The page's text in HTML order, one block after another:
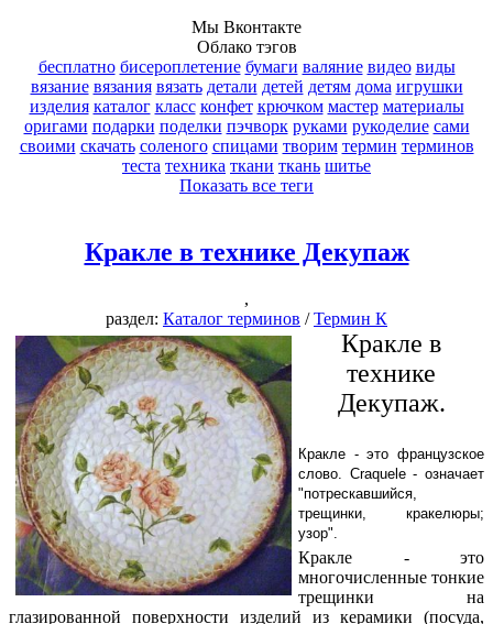
Мы Вконтакте
Облако тэгов
бесплатно бисероплетение бумаги валяние видео виды
вязание вязания вязать детали детей детям дома игрушки
изделия каталог класс конфет крючком мастер материалы
оригами подарки поделки пэчворк руками рукоделие сами
своими скачать соленого спицами творим термин терминов
теста техника ткани ткань шитье
Показать все теги
Кракле в технике Декупаж
,
раздел: Каталог терминов /Термин К
Кракле в
технике
Декупаж.
Кракле - это французское
слово. Craquele - означает
"потрескавшийся,
трещинки, кракелюры;
узор".
Кракле - это
многочисленные тонкие
трещинки на
глазированной поверхности изделий из керамики (посуда,